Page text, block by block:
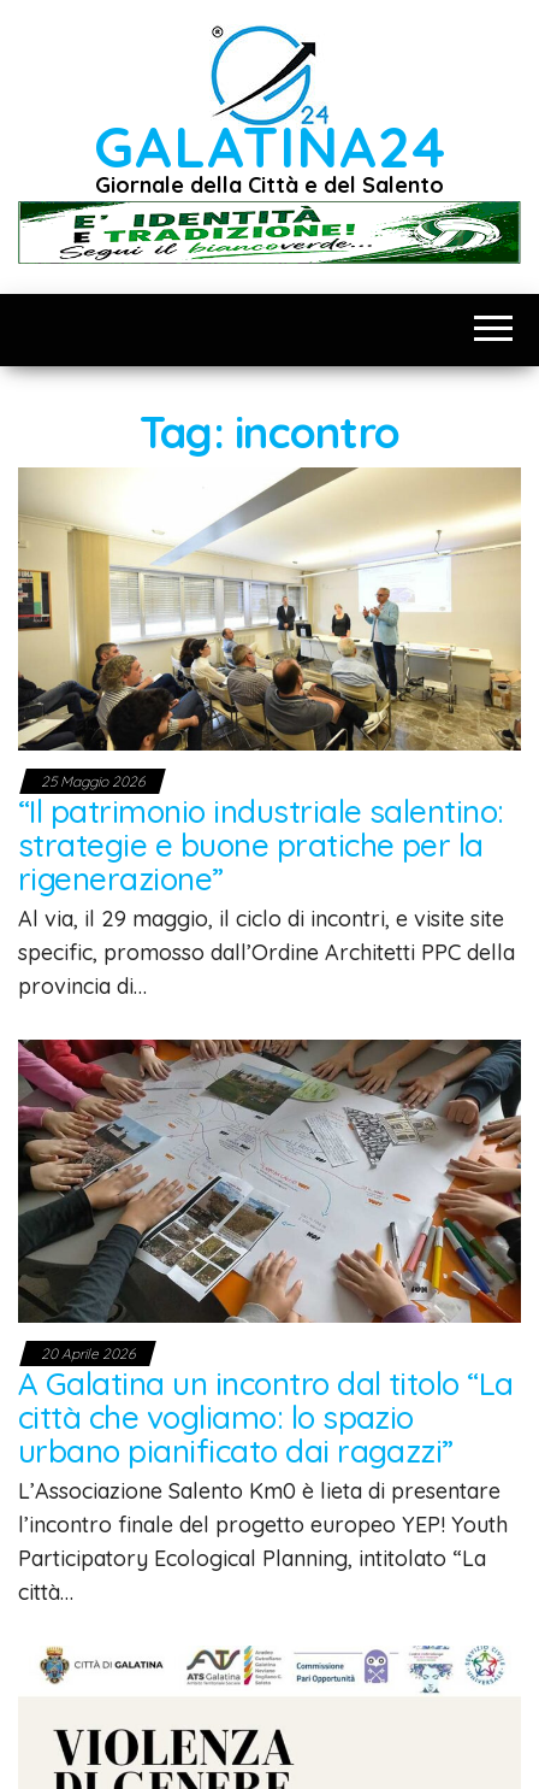
GALATINA24
Giornale della Città e del Salento
Tag: incontro
25 Maggio 2026
“Il patrimonio industriale salentino:
strategie e buone pratiche per la
rigenerazione”
Al via, il 29 maggio, il ciclo di incontri, e visite site
specific, promosso dall’Ordine Architetti PPC della
provincia di…
20 Aprile 2026
A Galatina un incontro dal titolo “La
città che vogliamo: lo spazio
urbano pianificato dai ragazzi”
L’Associazione Salento Km0 è lieta di presentare
l’incontro finale del progetto europeo YEP! Youth
Participatory Ecological Planning, intitolato “La
città…